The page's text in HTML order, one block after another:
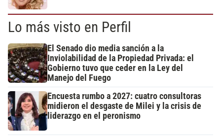
Lo más visto en Perfil
El Senado dio media sanción a la
Inviolabilidad de la Propiedad Privada: el
Gobierno tuvo que ceder en la Ley del
Manejo del Fuego
Encuesta rumbo a 2027: cuatro consultoras
midieron el desgaste de Milei y la crisis de
liderazgo en el peronismo